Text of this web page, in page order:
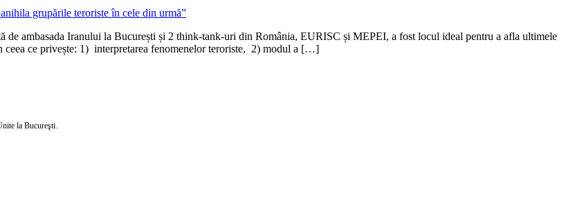
ambasada Iranului la București și 2 think-tank-uri din România, EURISC și MEPEI, a fost locul ideal pentru a afla ultimele
ceea ce privește: 1) interpretarea fenomenelor teroriste, 2) modul a […]
la Bucureşti.